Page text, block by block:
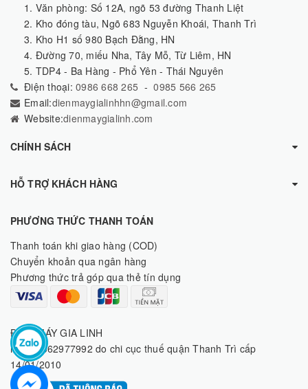
1. Văn phòng: Số 12A, ngõ 53 đường Thanh Liệt
2. Kho đóng tàu, Ngõ 683 Nguyễn Khoái, Thanh Trì
3. Kho H1 số 980 Bạch Đằng, HN
4. Đường 70, miếu Nha, Tây Mỗ, Từ Liêm, HN
5. TDP4 - Ba Hàng - Phổ Yên - Thái Nguyên
Điện thoại: 0986 668 265 -0985 566 265
Email:dienmaygialinhhn@gmail.com
Website:dienmaygialinh.com
CHÍNH SÁCH
HỖ TRỢ KHÁCH HÀNG
PHƯƠNG THỨC THANH TOÁN
Thanh toán khi giao hàng (COD)
Chuyển khoản qua ngân hàng
Phương thức trả góp qua thẻ tín dụng
ĐIỆN MÁY GIA LINH
MST: 8062977992 do chi cục thuế quận Thanh Trì cấp
14/01/2010